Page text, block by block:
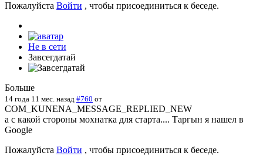
Пожалуйста Войти , чтобы присоединиться к беседе.
Не в сети
Завсегдатай
Больше
14 года 11 мес. назад #760 от
COM_KUNENA_MESSAGE_REPLIED_NEW
а с какой стороны мохнатка для старта.... Таргын я нашел в
Google
Пожалуйста Войти , чтобы присоединиться к беседе.